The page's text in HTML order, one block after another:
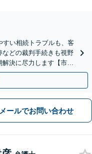
すい相続トラブルも、客
どの裁判手続きも視野
決に尽力します【市役
メールでお問い合わせ